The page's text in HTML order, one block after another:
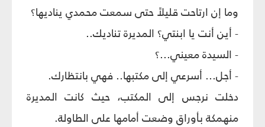
وما إن ارتاحت قليلاً حتى سمعت محمدي يناديها؟
- أين أنت يا ابنتي؟ المديرة تناديك..
- السيدة معيني...؟
- أجل... أسرعي إلى مكتبها.. فهي بانتظارك.
دخلت نرجس إلى المكتب، حيث كانت المديرة
منهمكة بأوراق وضعت أمامها على الطاولة.